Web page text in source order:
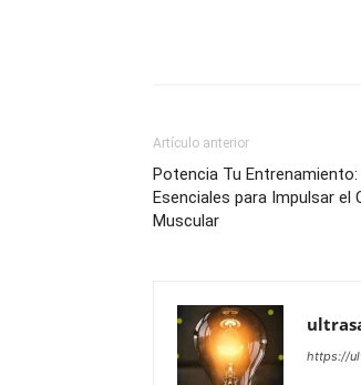
Artículo anterior
Potencia Tu
Esenciales para Impulsar el
Muscular
https://